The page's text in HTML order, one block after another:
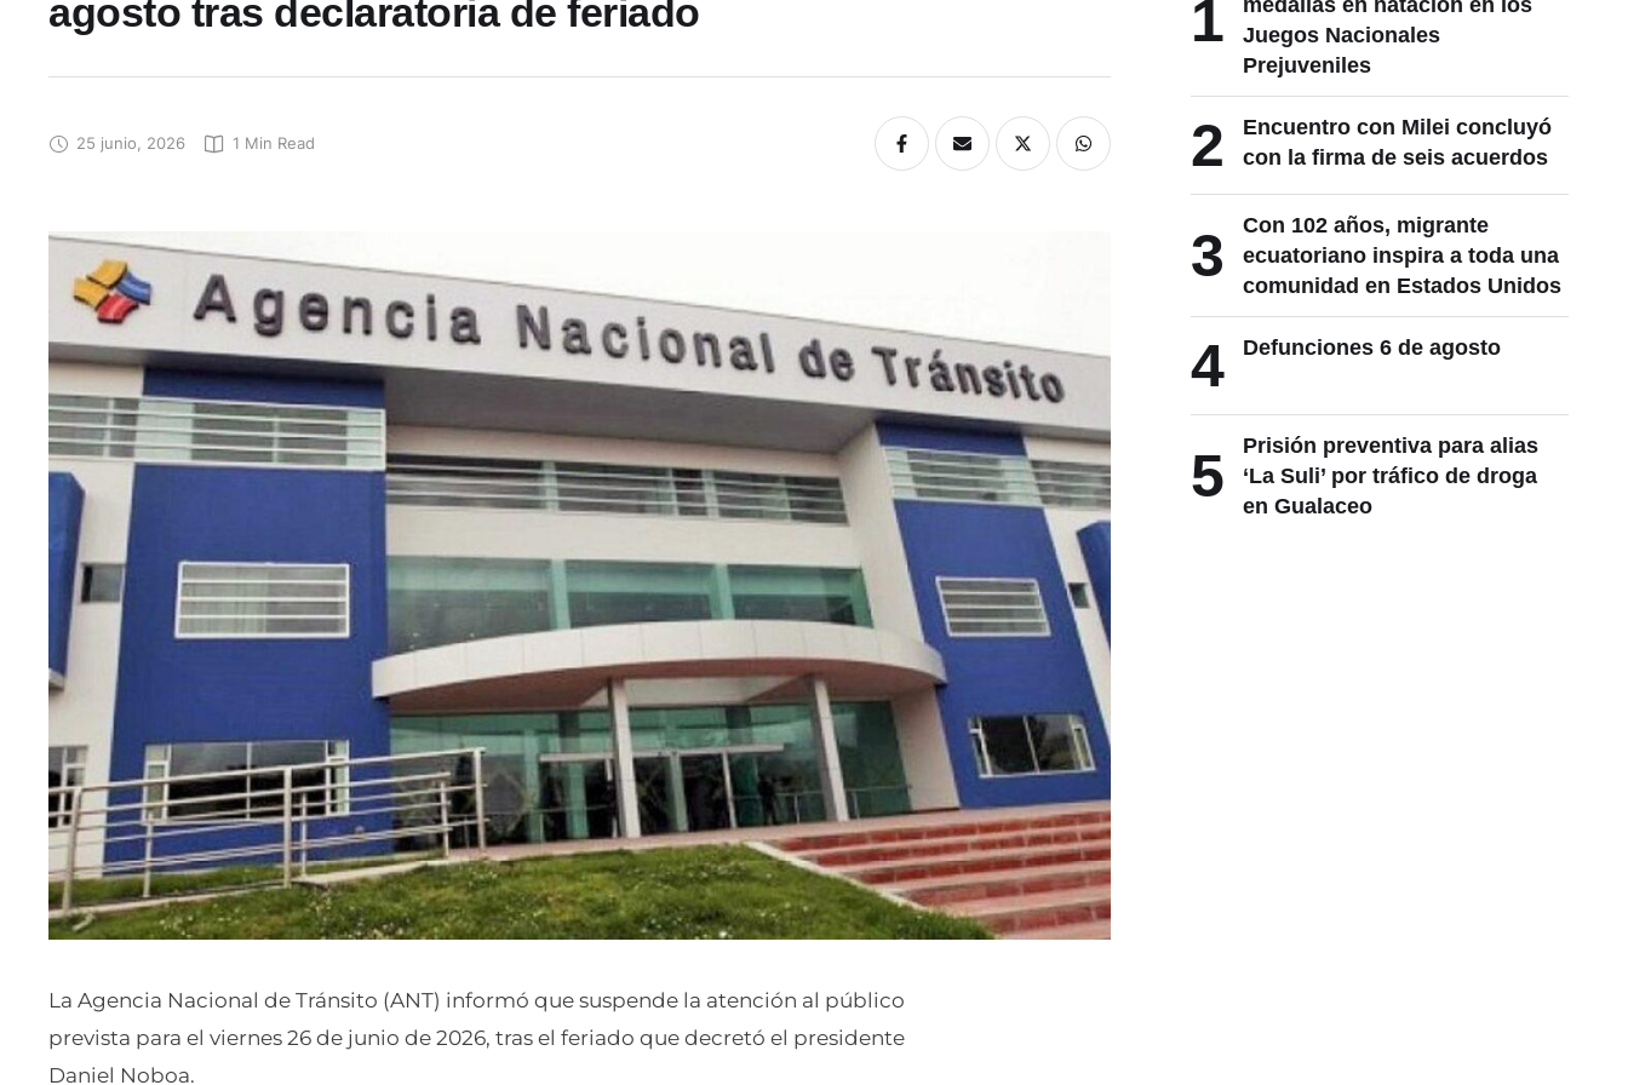
agosto tras declaratoria de feriado
25 junio, 2026 1 Min Read
La Agencia Nacional de Tránsito (ANT) informó que suspende la atención al público
prevista para el viernes 26 de junio de 2026, tras el feriado que decretó el presidente
Daniel Noboa.
1
medallas en natación en los
Juegos Nacionales
Prejuveniles
2
Encuentro con Milei concluyó
con la firma de seis acuerdos
3
Con 102 años, migrante
ecuatoriano inspira a toda una
comunidad en Estados Unidos
4 Defunciones 6 de agosto
5
Prisión preventiva para alias
‘La Suli’ por tráfico de droga
en Gualaceo